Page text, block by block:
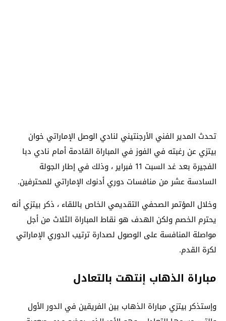
تحدث المدير الفني الأرجنتيني لنادي الوصل الإماراتي خوان
بيتزي عن رغبته في الفوز في المباراة القادمة أمام نادي دبا
الفجيرة بعد غد السبت 11 فبراير ، وذلك في إطار الجولة
السادسة عشر من منافسات دوري أدنوك الإماراتي للمحترفين.
وخلال المؤتمر الصحفي التقديمي الخاص باللقاء ، ذكر بيتزي أنه
يحترم الخصم ولكن الهدف هو نقاط المباراة الثلاث من أجل
مواصلة المنافسة على الوصول لصدارة ترتيب الدوري الإماراتي
لكرة القدم.
مباراة الذهاب إنتهت بالتعادل
وإستذكر بيتزي مباراة الذهاب بين الفريقين في الدور الأول